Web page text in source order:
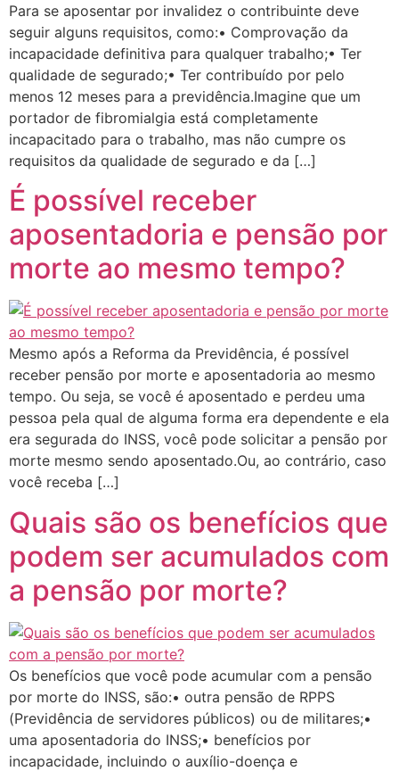
Para se aposentar por invalidez o contribuinte deve
seguir alguns requisitos, como:• Comprovação da
incapacidade definitiva para qualquer trabalho;• Ter
qualidade de segurado;• Ter contribuído por pelo
menos 12 meses para a previdência.Imagine que um
portador de fibromialgia está completamente
incapacitado para o trabalho, mas não cumpre os
requisitos da qualidade de segurado e da […]
É possível receber
aposentadoria e pensão por
morte ao mesmo tempo?
Mesmo após a Reforma da Previdência, é possível
receber pensão por morte e aposentadoria ao mesmo
tempo. Ou seja, se você é aposentado e perdeu uma
pessoa pela qual de alguma forma era dependente e ela
era segurada do INSS, você pode solicitar a pensão por
morte mesmo sendo aposentado.Ou, ao contrário, caso
você receba […]
Quais são os benefícios que
podem ser acumulados com
a pensão por morte?
Os benefícios que você pode acumular com a pensão
por morte do INSS, são:• outra pensão de RPPS
(Previdência de servidores públicos) ou de militares;•
uma aposentadoria do INSS;• benefícios por
incapacidade, incluindo o auxílio-doença e